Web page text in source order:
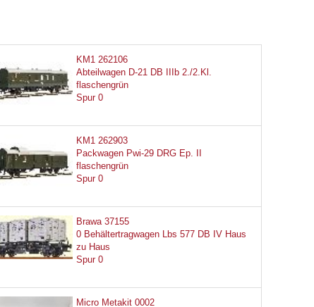
KM1 262106
Abteilwagen D-21 DB IIIb 2./2.Kl.
flaschengrün
Spur 0
KM1 262903
Packwagen Pwi-29 DRG Ep. II
flaschengrün
Spur 0
Brawa 37155
0 Behältertragwagen Lbs 577 DB IV Haus
zu Haus
Spur 0
Micro Metakit 0002